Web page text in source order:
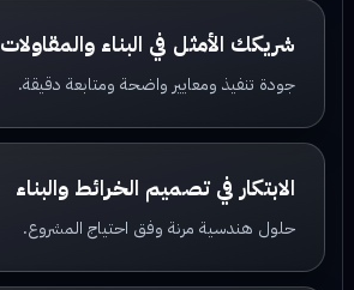
شريكك الأمثل في البناء والمقاولات
جودة تنفيذ ومعايير واضحة ومتابعة دقيقة.
الابتكار في تصميم الخرائط والبناء
حلول هندسية مرنة وفق احتياج المشروع.